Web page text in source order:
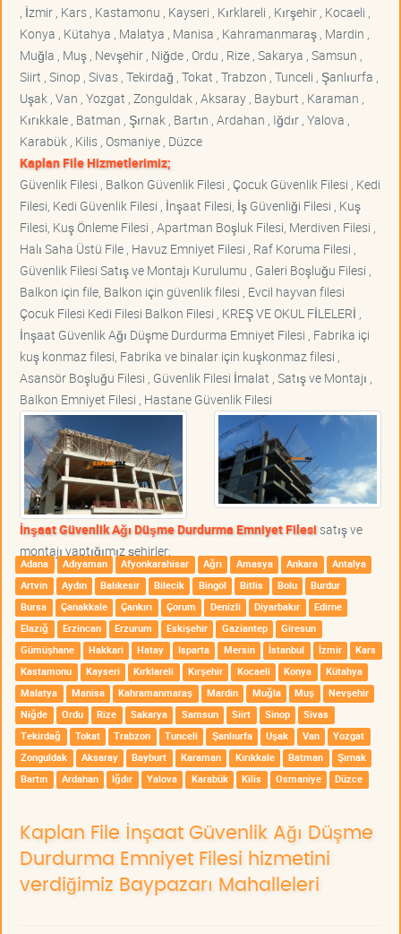
, İzmir , Kars , Kastamonu , Kayseri , Kırklareli , Kırşehir , Kocaeli ,
Konya , Kütahya , Malatya , Manisa , Kahramanmaraş , Mardin ,
Muğla , Muş , Nevşehir , Niğde , Ordu , Rize , Sakarya , Samsun ,
Siirt , Sinop , Sivas , Tekirdağ , Tokat , Trabzon , Tunceli , Şanlıurfa ,
Uşak , Van , Yozgat , Zonguldak , Aksaray , Bayburt , Karaman ,
Kırıkkale , Batman , Şırnak , Bartın , Ardahan , Iğdır , Yalova ,
Karabük , Kilis , Osmaniye , Düzce
Kaplan File Hizmetlerimiz;
Güvenlik Filesi , Balkon Güvenlik Filesi , Çocuk Güvenlik Filesi , Kedi
Filesi, Kedi Güvenlik Filesi , İnşaat Filesi, İş Güvenliği Filesi , Kuş
Filesi, Kuş Önleme Filesi , Apartman Boşluk Filesi, Merdiven Filesi ,
Halı Saha Üstü File , Havuz Emniyet Filesi , Raf Koruma Filesi ,
Güvenlik Filesi Satış ve Montajı Kurulumu , Galeri Boşluğu Filesi ,
Balkon için file, Balkon için güvenlik filesi , Evcil hayvan filesi
Çocuk Filesi Kedi Filesi Balkon Filesi , KREŞ VE OKUL FİLELERİ ,
İnşaat Güvenlik Ağı Düşme Durdurma Emniyet Filesi , Fabrika içi
kuş konmaz filesi, Fabrika ve binalar için kuşkonmaz filesi ,
Asansör Boşluğu Filesi , Güvenlik Filesi İmalat , Satış ve Montajı ,
Balkon Emniyet Filesi , Hastane Güvenlik Filesi
İnşaat Güvenlik Ağı Düşme Durdurma Emniyet Filesisatış ve
montajı yaptığımız şehirler;
Adana Adıyaman Afyonkarahisar Ağrı Amasya Ankara
Antalya
Artvin
Aydın Balıkesir Bilecik Bingöl Bitlis Bolu
Burdur
Bursa
Çanakkale Çankırı Çorum Denizli Diyarbakır
Edirne
Elazığ
Erzincan Erzurum Eskişehir Gaziantep
Giresun
Gümüşhane
Hakkari Hatay Isparta Mersin İstanbul İzmir
Kars
Kastamonu
Kayseri Kırklareli Kırşehir Kocaeli Konya
Kütahya
Malatya
Manisa Kahramanmaraş Mardin Muğla Muş
Nevşehir
Niğde
Ordu Rize Sakarya Samsun Siirt Sinop
Sivas
Tekirdağ
Tokat Trabzon Tunceli Şanlıurfa Uşak Van
Yozgat
Zonguldak
Aksaray Bayburt Karaman Kırıkkale Batman
Şırnak
Bartın
Ardahan Iğdır Yalova Karabük Kilis Osmaniye Düzce
Kaplan File İnşaat Güvenlik Ağı Düşme
Durdurma Emniyet Filesi hizmetini
verdiğimiz Baypazarı Mahalleleri